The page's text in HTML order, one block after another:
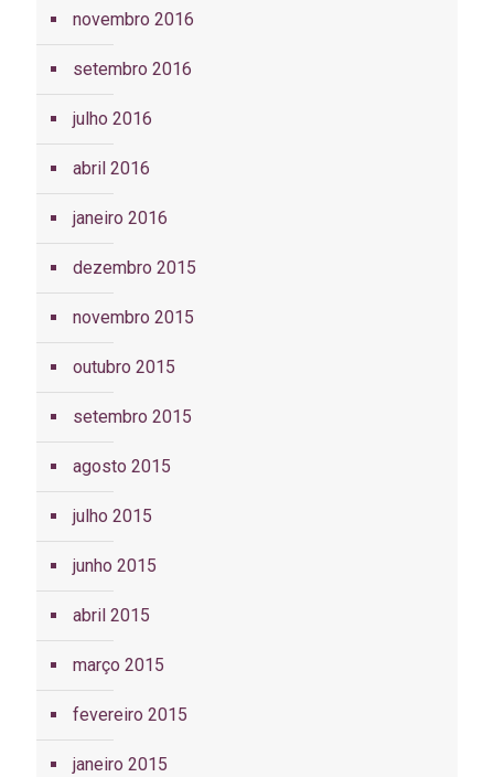
novembro 2016
setembro 2016
julho 2016
abril 2016
janeiro 2016
dezembro 2015
novembro 2015
outubro 2015
setembro 2015
agosto 2015
julho 2015
junho 2015
abril 2015
março 2015
fevereiro 2015
janeiro 2015